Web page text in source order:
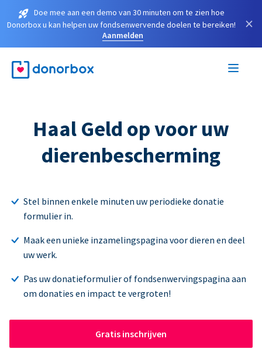
Doe mee aan een demo van 30 minuten om te zien hoe
Donorbox u kan helpen uw fondsenwervende doelen te bereiken!
Aanmelden
×
Haal Geld op voor uw
dierenbescherming
Stel binnen enkele minuten uw periodieke donatie
formulier in.
Maak een unieke inzamelingspagina voor dieren en deel
uw werk.
Pas uw donatieformulier of fondsenwervingspagina aan
om donaties en impact te vergroten!
Gratis inschrijven